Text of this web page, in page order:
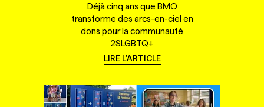
Déjà cinq ans que BMO
transforme des arcs-en-ciel en
dons pour la communauté
2SLGBTQ+
LIRE L'ARTICLE